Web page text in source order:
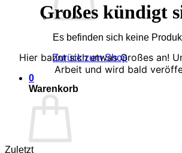
Es befinden sich keine
Zurück zum Shop
0
Warenkorb
Großes kündigt
Hier bahnt sich etwas Großes an!
Arbeit und wird bald
Zuletzt